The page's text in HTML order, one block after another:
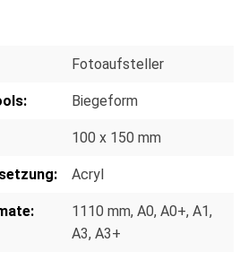
Fotoaufsteller
Biegeform
100 x 150 mm
Acryl
1110 mm, A0, A0+, A1,
A3, A3+